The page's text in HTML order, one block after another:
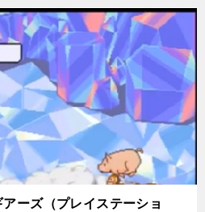
ーズ（プレイステーショ